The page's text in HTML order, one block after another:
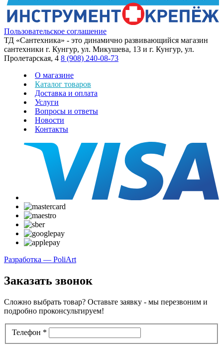
Пользовательское соглашение
ТД «Сантехника» - это динамично развивающийся магазин
сантехники г. Кунгур, ул. Микушева, 13 и г. Кунгур, ул.
Пролетарская, 4 8 (908) 240-08-73
О магазине
Каталог товаров
Доставка и оплата
Услуги
Вопросы и ответы
Новости
Контакты
Разработка — PoliArt
Заказать звонок
Сложно выбрать товар? Оставьте заявку - мы перезвоним и
подробно проконсультируем!
Телефон *